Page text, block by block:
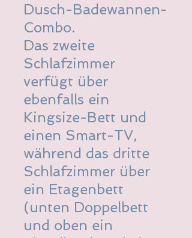
Dusch-Badewannen-
Combo.
Das zweite
Schlafzimmer
verfügt über
ebenfalls ein
Kingsize-Bett und
einen Smart-TV,
während das dritte
Schlafzimmer über
ein Etagenbett
(unten Doppelbett
und oben ein